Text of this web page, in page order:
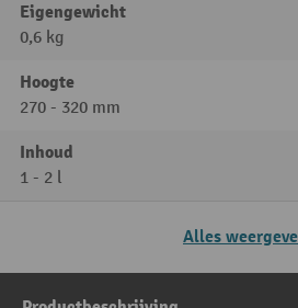
Eigengewicht
0,6 kg
Hoogte
270 - 320 mm
Inhoud
1 - 2 l
Alles